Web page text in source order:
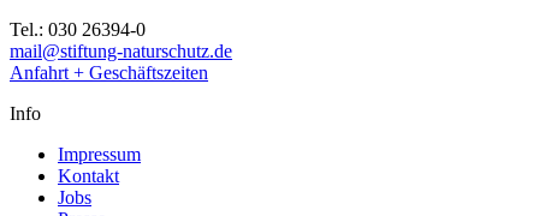
Tel.: 030 26394-0
mail@stiftung-naturschutz.de
Anfahrt + Geschäftszeiten
Info
Impressum
Kontakt
Jobs